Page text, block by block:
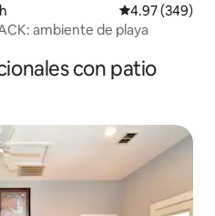
Calificación
4.97 (349)
ambiente de playa
con patio